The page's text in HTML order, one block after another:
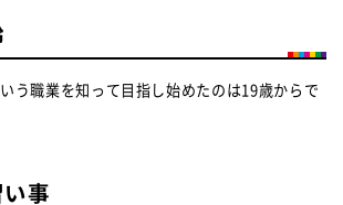
う職業を知って目指し始めたのは19歳からで
事